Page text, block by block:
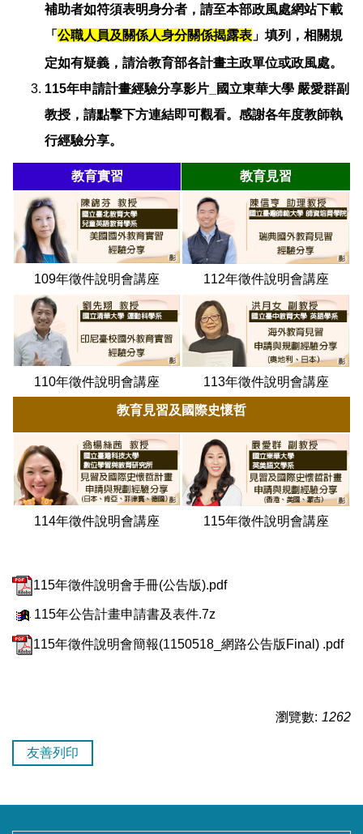
補助者如符須表明身分者，請至本部政風處網站下載
「 公職人員及關係人身分關係揭露表 」填列，相關規
定如有疑義，請洽教育部各計畫主政單位或政風處。
115年申請計畫經驗分享影片_國立東華大學 嚴愛群副
教授，請點擊下方連結即可觀看。感謝各年度教師執
行經驗分享。
教育實習 教育見習
109年徵件說明會講座 112年徵件說明會講座
110年徵件說明會講座 113年徵件說明會講座
教育見習及國際史懷哲
114年徵件說明會講座 115年徵件說明會講座
115年徵件說明會手冊(公告版).pdf
115年公告計畫申請書及表件.7z
115年徵件說明會簡報(1150518_網路公告版Final) .pdf
瀏覽數: 1262
友善列印